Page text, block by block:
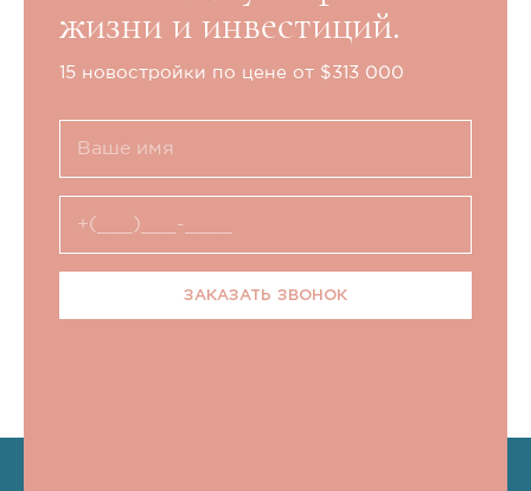
жизни и инвестиций.
15 новостройки по цене от $313 000
ЗАКАЗАТЬ ЗВОНОК